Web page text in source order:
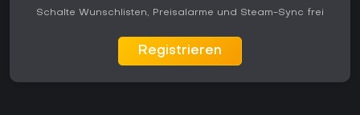
Schalte Wunschlisten, Preisalarme und Steam-Sync frei
Registrieren